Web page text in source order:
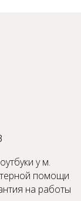
у м.
помощи
на работы